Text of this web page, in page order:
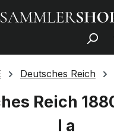
Deutsches Reich
Reich
I a